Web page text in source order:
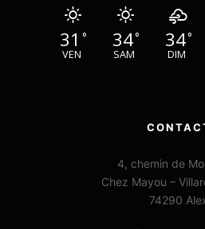
31 °
VEN
34°
SAM
34°
DIM
4, chemin de
Chez Mayou –
74290